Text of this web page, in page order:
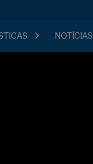
NOTÍCIAS